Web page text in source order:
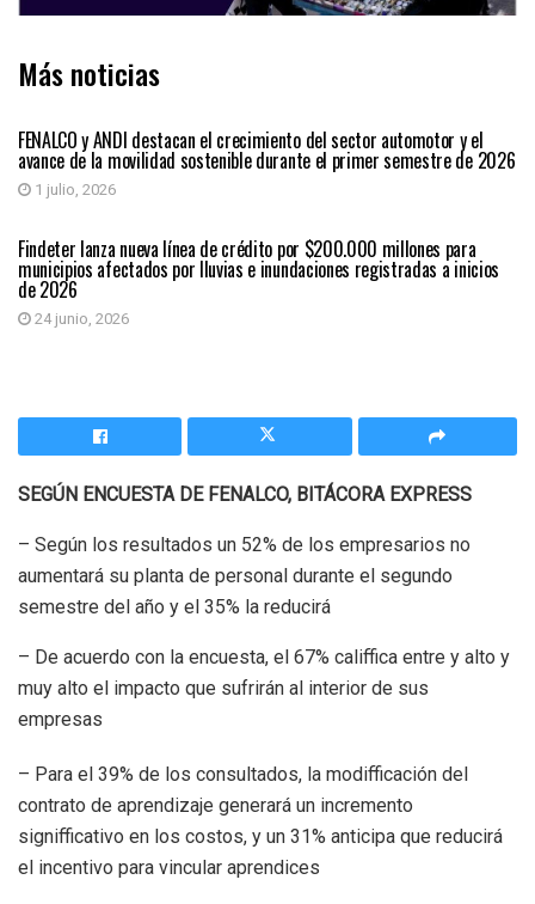
Más noticias
FENALCO y ANDI destacan el crecimiento del sector automotor y el
avance de la movilidad sostenible durante el primer semestre de 2026
1 julio, 2026
ECONÓMICAS
Findeter lanza nueva línea de crédito por $200.000 millones para
municipios afectados por lluvias e inundaciones registradas a inicios
de 2026
24 junio, 2026
SEGÚN ENCUESTA DE FENALCO, BITÁCORA EXPRESS
– Según los resultados un 52% de los empresarios no
aumentará su planta de personal durante el segundo
semestre del año y el 35% la reducirá
– De acuerdo con la encuesta, el 67% califfica entre y alto y
muy alto el impacto que sufrirán al interior de sus
empresas
– Para el 39% de los consultados, la modifficación del
contrato de aprendizaje generará un incremento
signifficativo en los costos, y un 31% anticipa que reducirá
el incentivo para vincular aprendices